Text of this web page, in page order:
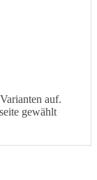
auf.
gewählt